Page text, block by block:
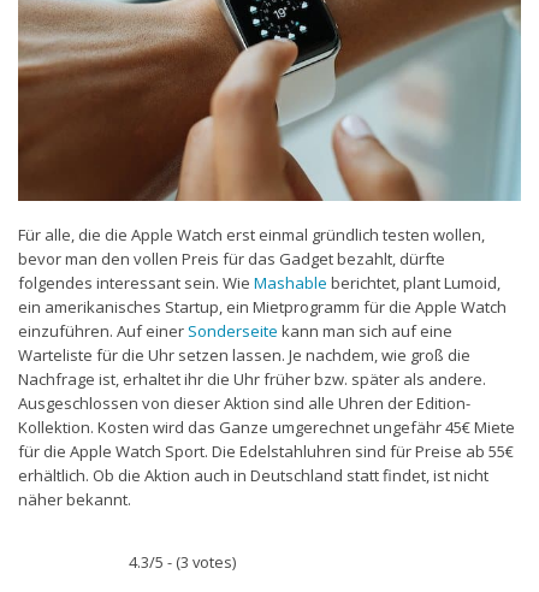
Für alle, die die Apple Watch erst einmal gründlich testen wollen,
bevor man den vollen Preis für das Gadget bezahlt, dürfte
folgendes interessant sein. Wie Mashable berichtet, plant Lumoid,
ein amerikanisches Startup, ein Mietprogramm für die Apple Watch
einzuführen. Auf einer Sonderseite kann man sich auf eine
Warteliste für die Uhr setzen lassen. Je nachdem, wie groß die
Nachfrage ist, erhaltet ihr die Uhr früher bzw. später als andere.
Ausgeschlossen von dieser Aktion sind alle Uhren der Edition-
Kollektion. Kosten wird das Ganze umgerechnet ungefähr 45€ Miete
für die Apple Watch Sport. Die Edelstahluhren sind für Preise ab 55€
erhältlich. Ob die Aktion auch in Deutschland statt findet, ist nicht
näher bekannt.
4.3/5 - (3 votes)